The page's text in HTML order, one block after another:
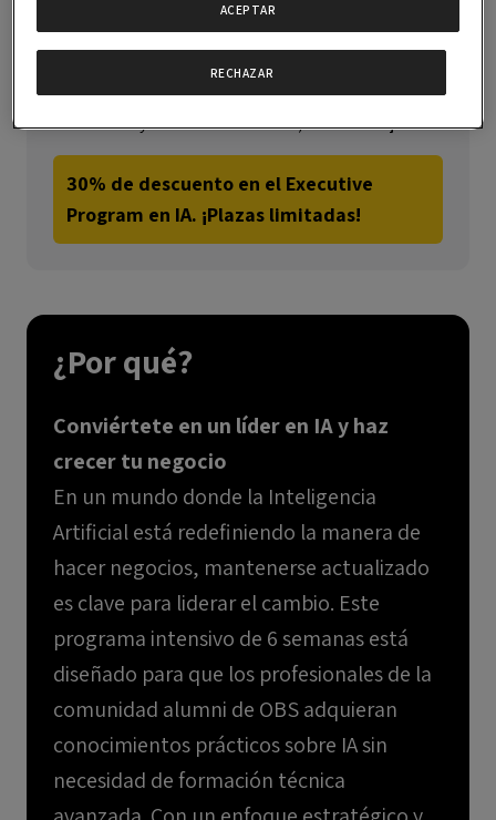
720€ *
* Ser parte de la Comunidad Alumni (alumnos,
exalumnos y claustro académico) tiene ventajas:
30% de descuento en el Executive
Program en IA. ¡Plazas limitadas!
¿Por qué?
Conviértete en un líder en IA y haz
crecer tu negocio
En un mundo donde la Inteligencia
Artificial está redefiniendo la manera de
hacer negocios, mantenerse actualizado
es clave para liderar el cambio. Este
programa intensivo de 6 semanas está
diseñado para que los profesionales de la
comunidad alumni de OBS adquieran
conocimientos prácticos sobre IA sin
necesidad de formación técnica
RECHAZAR
ACEPTAR